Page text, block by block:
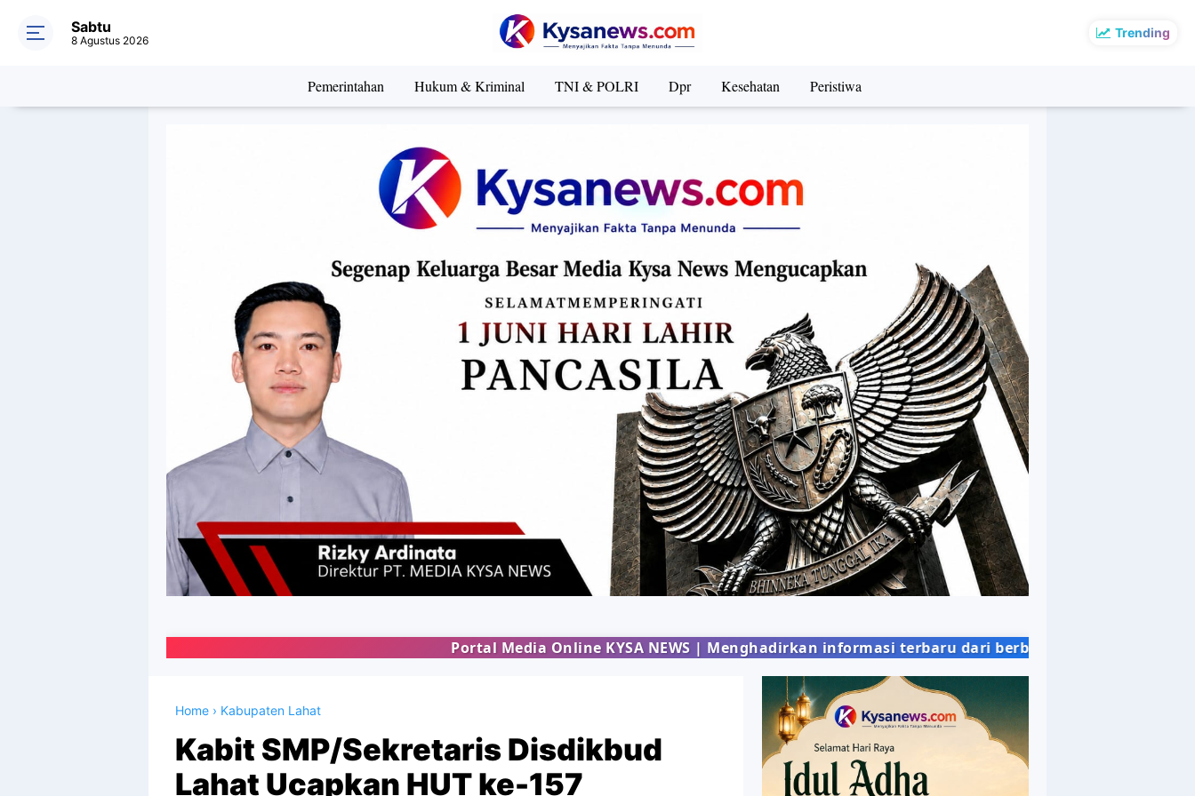
Trending
Sabtu
8 Agustus 2026
Pemerintahan Hukum & Kriminal TNI & POLRI Dpr Kesehatan Peristiwa
Portal Media Online KYSA NEWS | Menghadirkan informasi terbaru dari berbagai bidang kehidupan masyarakat
Home › Kabupaten Lahat
Kabit SMP/Sekretaris Disdikbud
Lahat Ucapkan HUT ke-157